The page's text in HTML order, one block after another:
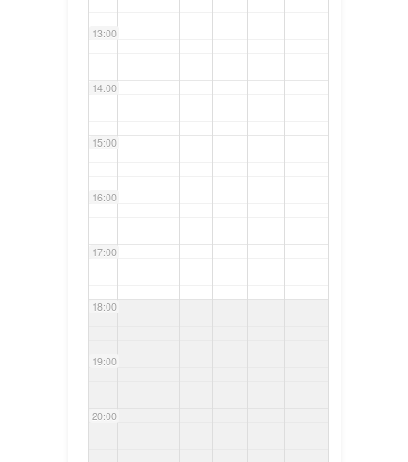
13:00
14:00
15:00
16:00
17:00
18:00
19:00
20:00